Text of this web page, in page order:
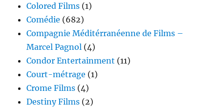
Colored Films (1)
Comédie (682)
Compagnie Méditérranéenne de Films –
Marcel Pagnol (4)
Condor Entertainment (11)
Court-métrage (1)
Crome Films (4)
Destiny Films (2)